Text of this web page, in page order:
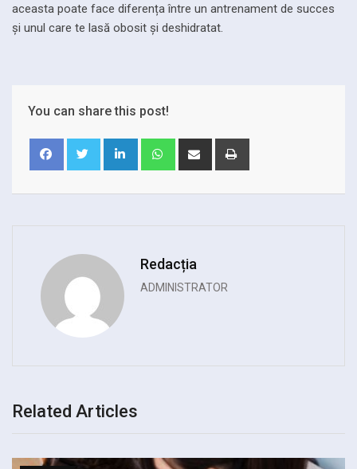
aceasta poate face diferența între un antrenament de succes
și unul care te lasă obosit și deshidratat.
You can share this post!
LinkedIn WhatsappShare
Redacția
ADMINISTRATOR
Related Articles